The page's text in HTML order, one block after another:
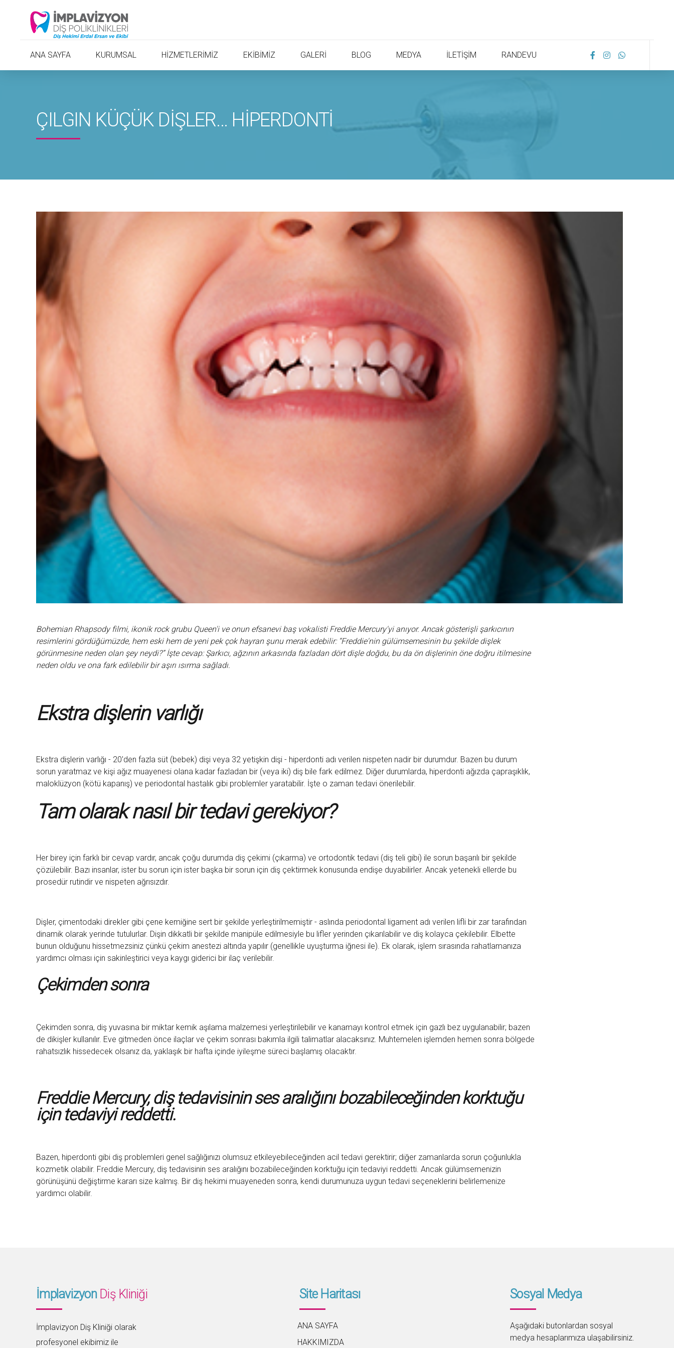
ANA SAYFA KURUMSAL HİZMETLERİMİZ EKİBİMİZ GALERİ BLOG MEDYA İLETİŞİM RANDEVU
ÇILGIN KÜÇÜK DİŞLER… HİPERDONTİ
Bohemian Rhapsody filmi, ikonik rock grubu Queen'i ve onun efsanevi baş vokalisti Freddie Mercury'yi anıyor. Ancak gösterişli şarkıcının
resimlerini gördüğümüzde, hem eski hem de yeni pek çok hayran şunu merak edebilir: “Freddie'nin gülümsemesinin bu şekilde dişlek
görünmesine neden olan şey neydi?” İşte cevap: Şarkıcı, ağzının arkasında fazladan dört dişle doğdu, bu da ön dişlerinin öne doğru itilmesine
neden oldu ve ona fark edilebilir bir aşırı ısırma sağladı.
Ekstra dişlerin varlığı
Ekstra dişlerin varlığı - 20'den fazla süt (bebek) dişi veya 32 yetişkin dişi - hiperdonti adı verilen nispeten nadir bir durumdur. Bazen bu durum
sorun yaratmaz ve kişi ağız muayenesi olana kadar fazladan bir (veya iki) diş bile fark edilmez. Diğer durumlarda, hiperdonti ağızda çapraşıklık,
maloklüzyon (kötü kapanış) ve periodontal hastalık gibi problemler yaratabilir. İşte o zaman tedavi önerilebilir.
Tam olarak nasıl bir tedavi gerekiyor?
Her birey için farklı bir cevap vardır, ancak çoğu durumda diş çekimi (çıkarma) ve ortodontik tedavi (diş teli gibi) ile sorun başarılı bir şekilde
çözülebilir. Bazı insanlar, ister bu sorun için ister başka bir sorun için diş çektirmek konusunda endişe duyabilirler. Ancak yetenekli ellerde bu
prosedür rutindir ve nispeten ağrısızdır.
Dişler, çimentodaki direkler gibi çene kemiğine sert bir şekilde yerleştirilmemiştir - aslında periodontal ligament adı verilen lifli bir zar tarafından
dinamik olarak yerinde tutulurlar. Dişin dikkatli bir şekilde manipüle edilmesiyle bu lifler yerinden çıkarılabilir ve diş kolayca çekilebilir. Elbette
bunun olduğunu hissetmezsiniz çünkü çekim anestezi altında yapılır (genellikle uyuşturma iğnesi ile). Ek olarak, işlem sırasında rahatlamanıza
yardımcı olması için sakinleştirici veya kaygı giderici bir ilaç verilebilir.
Çekimden sonra
Çekimden sonra, diş yuvasına bir miktar kemik aşılama malzemesi yerleştirilebilir ve kanamayı kontrol etmek için gazlı bez uygulanabilir; bazen
de dikişler kullanılır. Eve gitmeden önce ilaçlar ve çekim sonrası bakımla ilgili talimatlar alacaksınız. Muhtemelen işlemden hemen sonra bölgede
rahatsızlık hissedecek olsanız da, yaklaşık bir hafta içinde iyileşme süreci başlamış olacaktır.
Freddie Mercury, diş tedavisinin ses aralığını bozabileceğinden korktuğu
için tedaviyi reddetti.
Bazen, hiperdonti gibi diş problemleri genel sağlığınızı olumsuz etkileyebileceğinden acil tedavi gerektirir; diğer zamanlarda sorun çoğunlukla
kozmetik olabilir. Freddie Mercury, diş tedavisinin ses aralığını bozabileceğinden korktuğu için tedaviyi reddetti. Ancak gülümsemenizin
görünüşünü değiştirme kararı size kalmış. Bir diş hekimi muayeneden sonra, kendi durumunuza uygun tedavi seçeneklerini belirlemenize
yardımcı olabilir.
İmplavizyon Diş Kliniği
İmplavizyon Diş Kliniği olarak
profesyonel ekibimiz ile
Site Haritası
ANA SAYFA
HAKKIMIZDA
Sosyal Medya
Aşağıdaki butonlardan sosyal
medya hesaplarımıza ulaşabilirsiniz.